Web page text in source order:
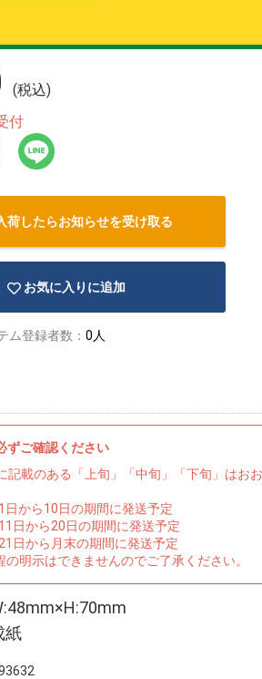
(税込)
付
荷したらお知らせを受け取る
お気に入りに追加
ム登録者数： 0人
ずご確認ください
記載のある「上旬」「中旬」「下旬」はお
日から10日の期間に発送予定
日から20日の期間に発送予定
日から月末の期間に発送予定
の明示はできませんのでご了承ください。
紙